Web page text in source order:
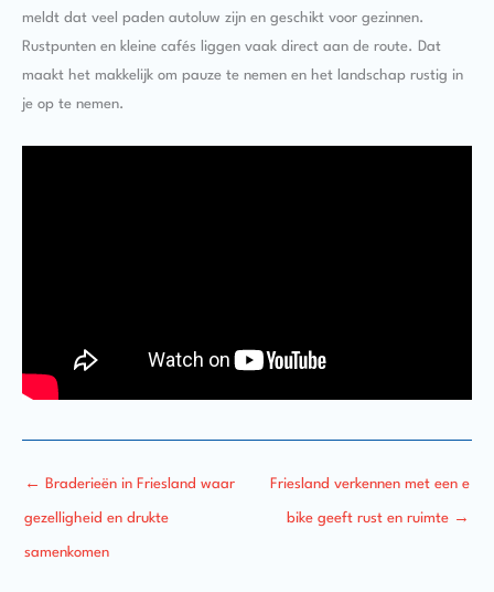
meldt dat veel paden autoluw zijn en geschikt voor gezinnen.
Rustpunten en kleine cafés liggen vaak direct aan de route. Dat
maakt het makkelijk om pauze te nemen en het landschap rustig in
je op te nemen.
← Braderieën in Friesland waar
gezelligheid en drukte
samenkomen
Friesland verkennen met een e
bike geeft rust en ruimte →